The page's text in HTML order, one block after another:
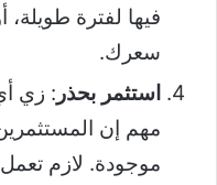
فيها لفترة طويلة،
سعرك.
استثمر بحذر : زي
مهم إن
موجودة. لازم